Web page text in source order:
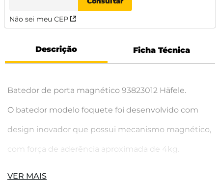
Não sei meu CEP
Descrição Ficha Técnica
Batedor de porta magnético 93823012 Häfele.
O batedor modelo foquete foi desenvolvido com
design inovador que possui mecanismo magnético,
com força de aderência aproximada de 4kg.
VER MAIS